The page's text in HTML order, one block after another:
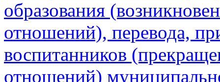
образования
отношений), перевода,
воспитанников
отношений)